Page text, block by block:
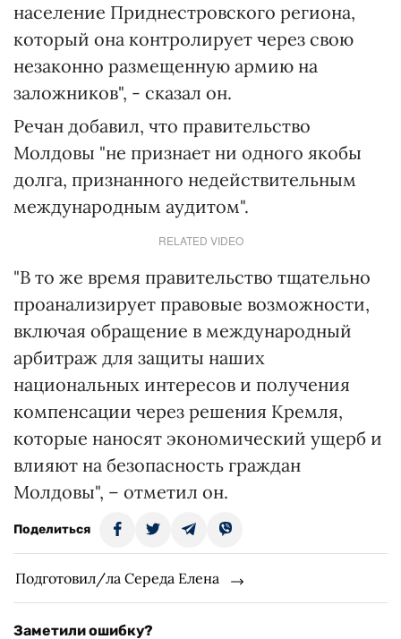
население Приднестровского региона,
который она контролирует через свою
незаконно размещенную армию на
заложников", - сказал он.
Речан добавил, что правительство
Молдовы "не признает ни одного якобы
долга, признанного недействительным
международным аудитом".
RELATED VIDEO
"В то же время правительство тщательно
проанализирует правовые возможности,
включая обращение в международный
арбитраж для защиты наших
национальных интересов и получения
компенсации через решения Кремля,
которые наносят экономический ущерб и
влияют на безопасность граждан
Молдовы", – отметил он.
Поделиться
Подготовил/ла Середа Елена
Заметили ошибку?